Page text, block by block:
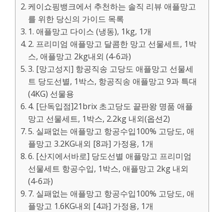
케이쇼핑뱅크에서 추천하는 솔직 리뷰 애플망고
를 위한 당신의 가이드 목록
1. 애플망고 다이스 (냉동), 1kg, 1개
2. 프리미엄 애플망고 달콤한 망고 선물세트, 1박
스, 애플망고 2kg내외 (4-6과)
3. [망고성지] 항공직송 고당도 애플망고 선물세
트 당도선별, 1박스, 항공직송 애플망고 9과 특대
(4KG) 선물용
4. [단독입점]21brix 초고당도 끝판왕 명품 애플
망고 선물세트, 1박스, 2.2kg 내외(옵션2)
5. 실패없는 애플망고 항공수입100% 고당도, 애
플망고 3.2KG내외 [8과] 가정용, 1개
6. [산지에서바로] 당도선별 애플망고 프리미엄
선물세트 항공수입, 1박스, 애플망고 2kg 내외
(4-6과)
7. 실패없는 애플망고 항공수입100% 고당도, 애
플망고 1.6KG내외 [4과] 가정용, 1개